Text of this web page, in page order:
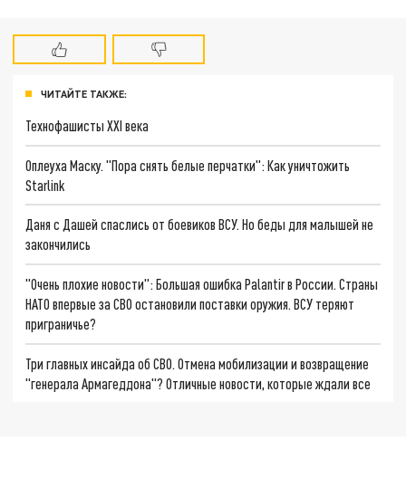
ЧИТАЙТЕ ТАКЖЕ:
Технофашисты XXI века
Оплеуха Маску. "Пора снять белые перчатки": Как уничтожить
Starlink
Даня с Дашей спаслись от боевиков ВСУ. Но беды для малышей не
закончились
"Очень плохие новости": Большая ошибка Palantir в России. Страны
НАТО впервые за СВО остановили поставки оружия. ВСУ теряют
приграничье?
Три главных инсайда об СВО. Отмена мобилизации и возвращение
"генерала Армагеддона"? Отличные новости, которые ждали все